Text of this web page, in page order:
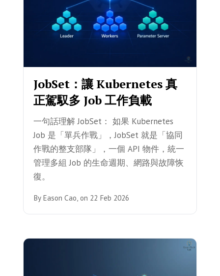
JobSet：讓 Kubernetes 真
正駕馭多 Job 工作負載
一句話理解 JobSet： 如果 Kubernetes
Job 是「單兵作戰」，JobSet 就是「協同
作戰的整支部隊」，一個 API 物件，統一
管理多組 Job 的生命週期、網路與故障恢
復。
By Eason Cao, on 22 Feb 2026